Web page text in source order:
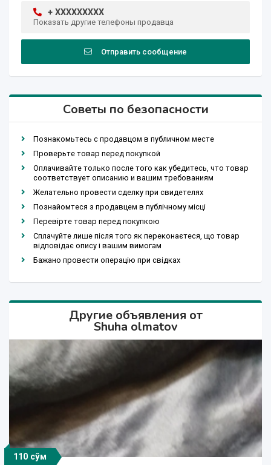
+ XXXXXXXXX
Показать другие телефоны продавца
Отправить сообщение
Советы по безопасности
Познакомьтесь с продавцом в публичном месте
Проверьте товар перед покупкой
Оплачивайте только после того как убедитесь, что товар
соответствует описанию и вашим требованиям
Желательно провести сделку при свидетелях
Познайомтеся з продавцем в публічному місці
Перевірте товар перед покупкою
Сплачуйте лише після того як переконаєтеся, що товар
відповідає опису і вашим вимогам
Бажано провести операцію при свідках
Другие объявления от
Shuha olmatov
90 000 сўм
20 000 000 сўм
15 000 000 сўм
110 сўм 110 сўм
110 сўм
225 сўм
110 000 сўм
25 000 000 сўм
200 000 сўм
90 000 сўм
20 000 000 сўм